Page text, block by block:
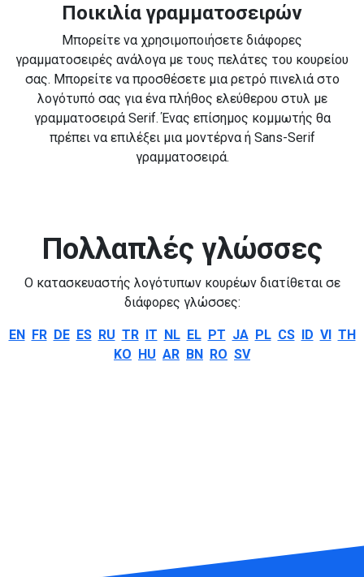
Ποικιλία γραμματοσειρών
Μπορείτε να χρησιμοποιήσετε διάφορες
γραμματοσειρές ανάλογα με τους πελάτες του κουρείου
σας. Μπορείτε να προσθέσετε μια ρετρό πινελιά στο
λογότυπό σας για ένα πλήθος ελεύθερου στυλ με
γραμματοσειρά Serif. Ένας επίσημος κομμωτής θα
πρέπει να επιλέξει μια μοντέρνα ή Sans-Serif
γραμματοσειρά.
Πολλαπλές γλώσσες
Ο κατασκευαστής λογότυπων κουρέων διατίθεται σε
διάφορες γλώσσες:
EN FR DE ES RU TR IT NL EL PT JA PL CS ID VI TH
KO HU AR BN RO SV